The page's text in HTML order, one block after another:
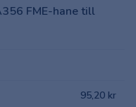
FME-hane till
95,20 kr